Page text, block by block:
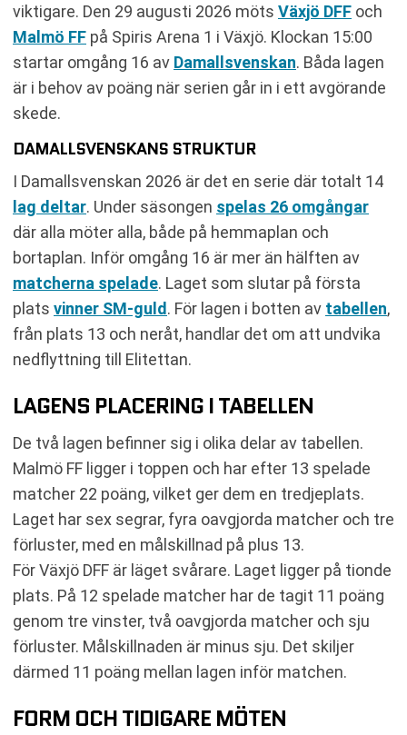
viktigare. Den 29 augusti 2026 möts Växjö DFF och
Malmö FF på Spiris Arena 1 i Växjö. Klockan 15:00
startar omgång 16 av Damallsvenskan. Båda lagen
är i behov av poäng när serien går in i ett avgörande
skede.
DAMALLSVENSKANS STRUKTUR
I Damallsvenskan 2026 är det en serie där totalt 14
lag deltar. Under säsongen spelas 26 omgångar
där alla möter alla, både på hemmaplan och
bortaplan. Inför omgång 16 är mer än hälften av
matcherna spelade. Laget som slutar på första
plats vinner SM-guld . För lagen i botten av tabellen,
från plats 13 och neråt, handlar det om att undvika
nedflyttning till Elitettan.
LAGENS PLACERING I TABELLEN
De två lagen befinner sig i olika delar av tabellen.
Malmö FF ligger i toppen och har efter 13 spelade
matcher 22 poäng, vilket ger dem en tredjeplats.
Laget har sex segrar, fyra oavgjorda matcher och tre
förluster, med en målskillnad på plus 13.
För Växjö DFF är läget svårare. Laget ligger på tionde
plats. På 12 spelade matcher har de tagit 11 poäng
genom tre vinster, två oavgjorda matcher och sju
förluster. Målskillnaden är minus sju. Det skiljer
därmed 11 poäng mellan lagen inför matchen.
FORM OCH TIDIGARE MÖTEN